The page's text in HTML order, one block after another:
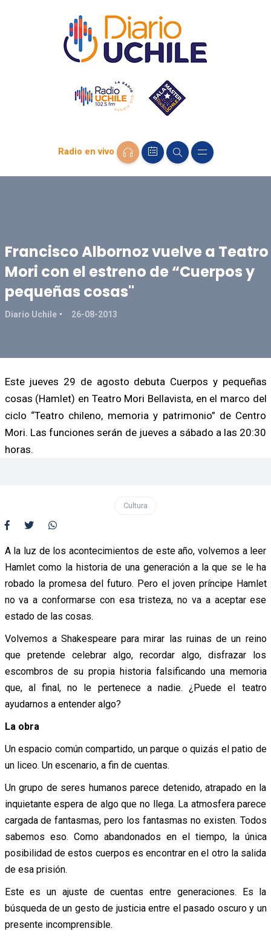
Radio en vivo
Francisco Albornoz vuelve a Teatro
Mori con el estreno de “Cuerpos y
pequeñas cosas"
Diario Uchile 26-08-2013
Este jueves 29 de agosto debuta Cuerpos y pequeñas
cosas (Hamlet) en Teatro Mori Bellavista, en el marco del
ciclo “Teatro chileno, memoria y patrimonio” de Centro
Mori. Las funciones serán de jueves a sábado a las 20:30
horas.
Cultura
A la luz de los acontecimientos de este año, volvemos a leer
Hamlet como la historia de una generación a la que se le ha
robado la promesa del futuro. Pero el joven príncipe Hamlet
no va a conformarse con esa tristeza, no va a aceptar ese
estado de las cosas.
Volvemos a Shakespeare para mirar las ruinas de un reino
que pretende celebrar algo, recordar algo, disfrazar los
escombros de su propia historia falsificando una memoria
que, al final, no le pertenece a nadie. ¿Puede el teatro
ayudarnos a entender algo?
La obra
Un espacio común compartido, un parque o quizás el patio de
un liceo. Un escenario, a fin de cuentas.
Un grupo de seres humanos parece detenido, atrapado en la
inquietante espera de algo que no llega. La atmosfera parece
cargada de fantasmas, pero los fantasmas no existen. Todos
sabemos eso. Como abandonados en el tiempo, la única
posibilidad de estos cuerpos es encontrar en el otro la salida
de esa prisión.
Este es un ajuste de cuentas entre generaciones. Es la
búsqueda de un gesto de justicia entre el pasado oscuro y un
presente incomprensible.